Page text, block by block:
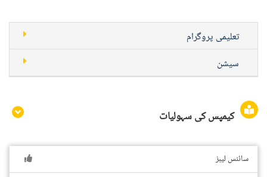
تعلیمی پروگرام
سیشن
کیمپس کی سہولیات
سائنس لیبز